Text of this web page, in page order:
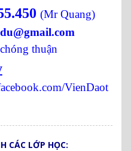
(Mr Quang)
thuận
VienDaot
CÁC LỚP HỌC: